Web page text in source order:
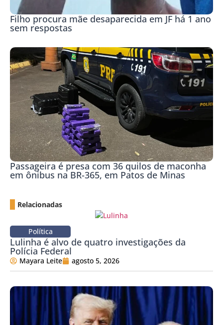
Filho procura mãe desaparecida em JF há 1 ano
sem respostas
Passageira é presa com 36 quilos de maconha
em ônibus na BR-365, em Patos de Minas
Relacionadas
Política
Lulinha é alvo de quatro investigações da
Polícia Federal
Mayara Leite agosto 5, 2026